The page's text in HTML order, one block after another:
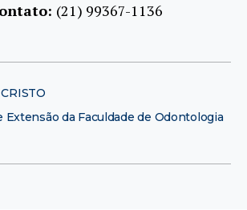
(21) 99367-1136
Extensão da Faculdade de Odontologia